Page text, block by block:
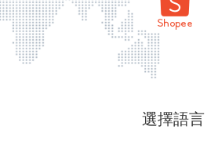
頁面無法顯示
選擇語言